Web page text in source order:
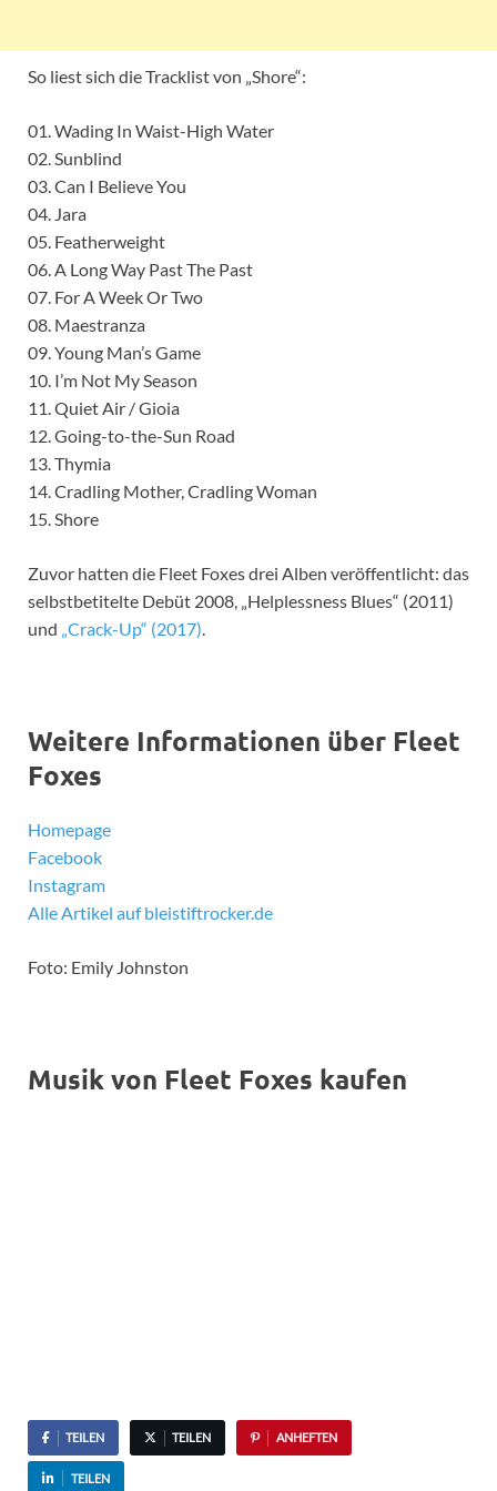
So liest sich die Tracklist von „Shore“:
01. Wading In Waist-High Water
02. Sunblind
03. Can I Believe You
04. Jara
05. Featherweight
06. A Long Way Past The Past
07. For A Week Or Two
08. Maestranza
09. Young Man’s Game
10. I’m Not My Season
11. Quiet Air / Gioia
12. Going-to-the-Sun Road
13. Thymia
14. Cradling Mother, Cradling Woman
15. Shore
Zuvor hatten die Fleet Foxes drei Alben veröffentlicht: das
selbstbetitelte Debüt 2008, „Helplessness Blues“ (2011)
und „Crack-Up“ (2017).
Weitere Informationen über Fleet
Foxes
Homepage
Facebook
Instagram
Alle Artikel auf bleistiftrocker.de
Foto: Emily Johnston
Musik von Fleet Foxes kaufen
TEILEN TEILEN ANHEFTEN
TEILEN